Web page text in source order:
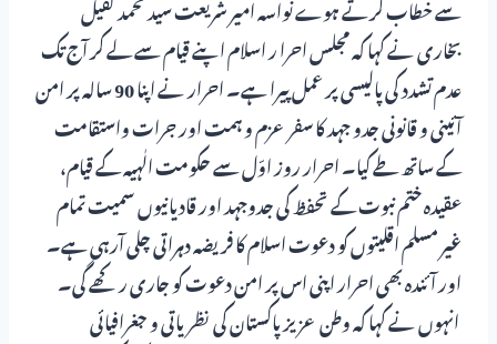
بخاری نے کہا کہ مجلس احرا ر اسلام اپنے قیام سے لے کر آج تک
عدم تشدد کی پالیسی پر عمل پیرا ہے۔ احرار نے اپنا 90 سالہ پر امن
آئینی و قانونی جدو جہد کا سفر عزم و ہمت اور جرات واستقامت
کے ساتھ طے کیا۔ احرار روز اوّل سے حکومت الٰہیہ کے قیام،
عقیدہ ختم نبوت کے تحفظ کی جدوجہد اور قادیانیوں سمیت تمام
غیر مسلم اقلیتوں کو دعوت اسلام کا فریضہ دہراتی چلی آرہی ہے۔
اور آئندہ بھی احرار اپنی اس پر امن دعوت کو جاری رکھے گی۔
انہوں نے کہا کہ وطن عزیز پاکستان کی نظریاتی و جغرافیائی